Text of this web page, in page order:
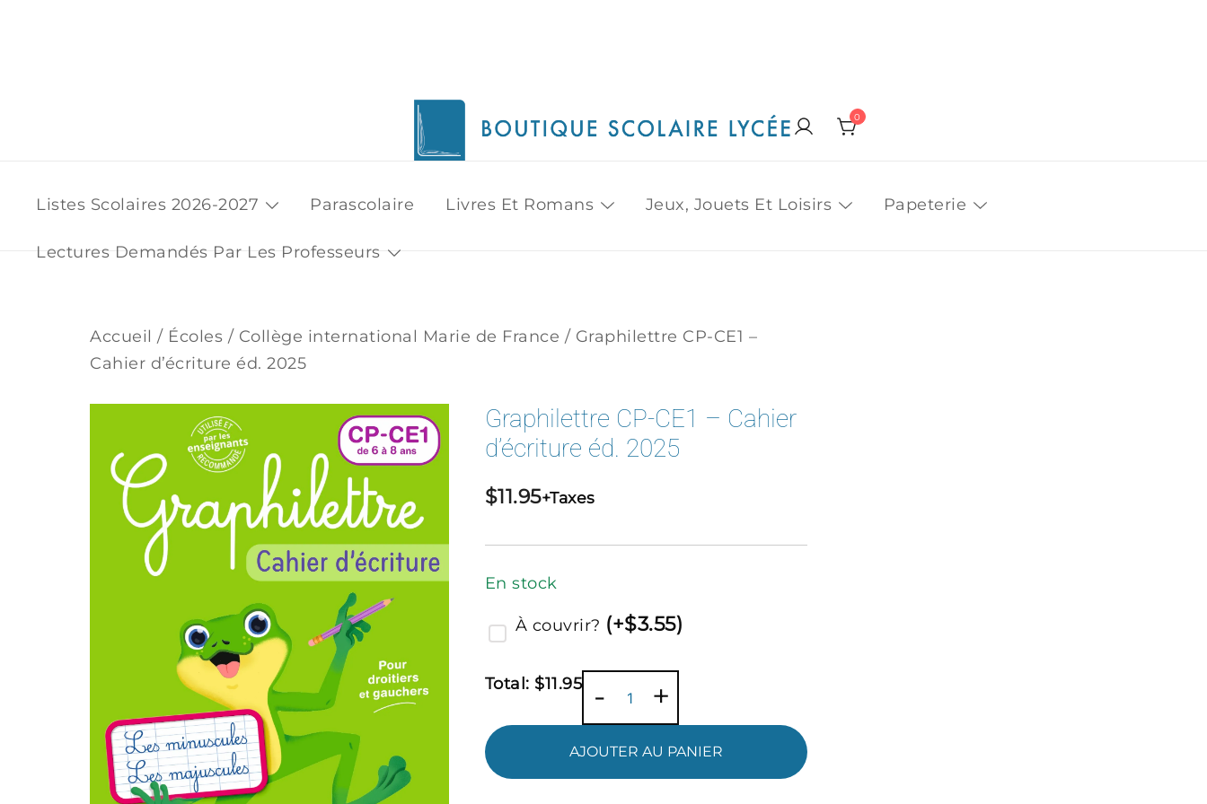
0
Listes Scolaires 2026-2027 Parascolaire Livres Et Romans Jeux, Jouets Et Loisirs Papeterie
Lectures Demandés Par Les Professeurs
Accueil / Écoles / Collège international Marie de France / Graphilettre CP-CE1 –
Cahier d’écriture éd. 2025
Graphilettre CP-CE1 – Cahier
d’écriture éd. 2025
$11.95+Taxes
En stock
À couvrir? (+$3.55)
Total: $11.95 -
quantité
+
AJOUTER AU PANIER